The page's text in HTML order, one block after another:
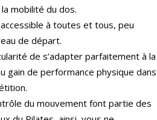
mobilité du dos.
à toutes et tous, peu
de départ.
de s’adapter parfaitement à la
gain de performance physique dans
du mouvement font partie des